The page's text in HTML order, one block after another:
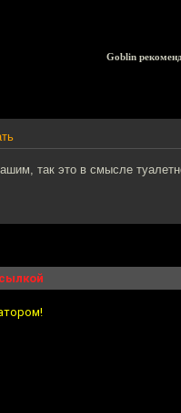
Goblin
так это в смысле